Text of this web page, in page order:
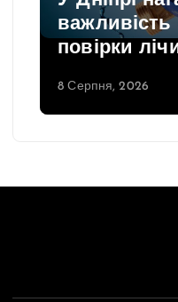
важливість
повірки
8 Серпня, 2026